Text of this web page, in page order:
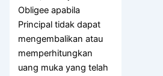
Obligee apabila
Principal tidak dapat
mengembalikan atau
memperhitungkan
uang muka yang telah